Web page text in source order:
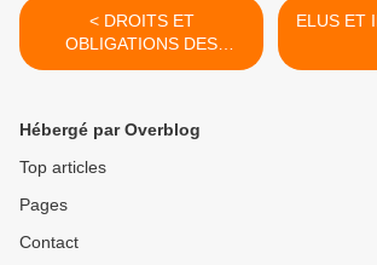
< DROITS ET
OBLIGATIONS DES
FONCTIONNAIRES
Hébergé par Overblog
Top articles
Pages
Contact